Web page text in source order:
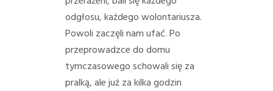
odgłosu, każdego wolontariusza.
Powoli zaczęli nam ufać.Po
przeprowadzce do domu
tymczasowego schowali się za
pralką, ale już za kilka godzin